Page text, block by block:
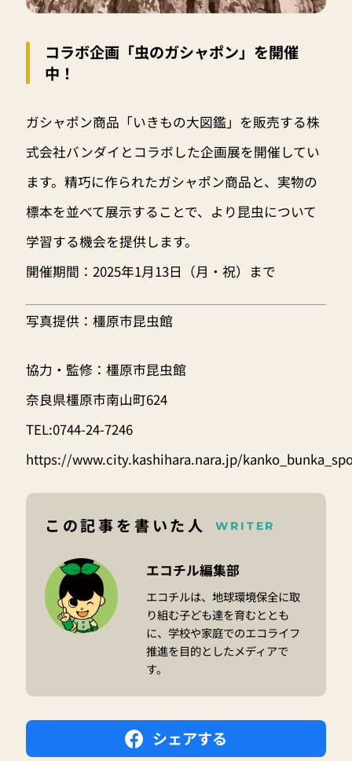
コラボ企画「虫のガシャポン」を開催
中！
ガシャポン商品「いきもの大図鑑」を販売する株
式会社バンダイとコラボした企画展を開催してい
ます。精巧に作られたガシャポン商品と、実物の
標本を並べて展示することで、より昆虫について
学習する機会を提供します。
開催期間：2025年1月13日（月・祝）まで
写真提供：橿原市昆虫館
協力・監修：橿原市昆虫館
奈良県橿原市南山町624
TEL:0744-24-7246
https://www.city.kashihara.nara.jp/
この記事を書いた人 WRITER
エコチル編集部
エコチルは、地球環境保全に取
り組む子ども達を育むととも
に、学校や家庭でのエコライフ
推進を目的としたメディアで
す。
シェアする